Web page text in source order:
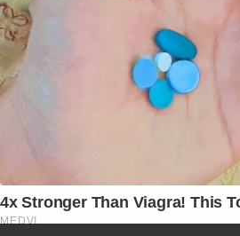
4x Stronger Than Viagra! This
MEDVI